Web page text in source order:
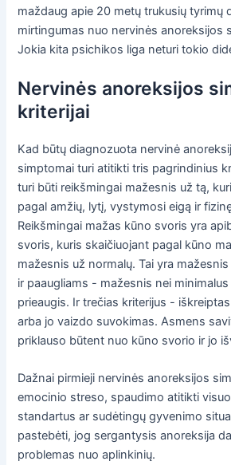
maždaug apie 20 metų trukusių tyrimų
mirtingumas nuo nervinės anoreksijos
Jokia kita psichikos liga neturi tokio
Nervinės anoreksijos
kriterijai
Kad būtų diagnozuota nervinė
simptomai turi atitikti tris pagrindinius
turi būti reikšmingai mažesnis už tą,
pagal amžių, lytį, vystymosi eigą ir
Reikšmingai mažas kūno svoris yra
svoris, kuris skaičiuojant pagal kūno
mažesnis už normalų. Tai yra
ir paaugliams - mažesnis nei
prieaugis. Ir trečias kriterijus -
arba jo vaizdo suvokimas. Asmens
priklauso būtent nuo kūno svorio ir jo
Dažnai pirmieji nervinės anoreksijos
emocinio streso, spaudimo atitikti
standartus ar sudėtingų gyvenimo
pastebėti, jog sergantysis anoreksija
problemas nuo aplinkinių.